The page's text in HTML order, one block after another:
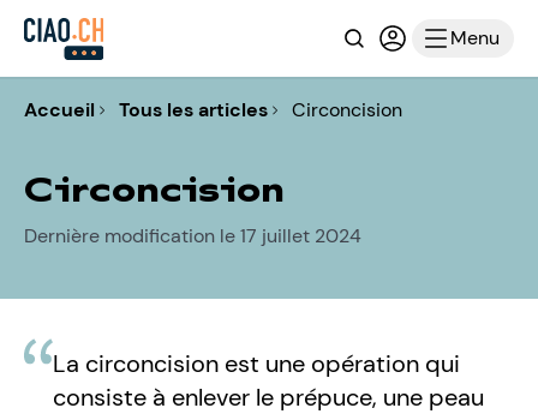
RechercheConnexion
Menu
Accueil Tous les articles Circoncision
Circoncision
Dernière modification le 17 juillet 2024
La circoncision est une opération qui
consiste à enlever le prépuce, une peau